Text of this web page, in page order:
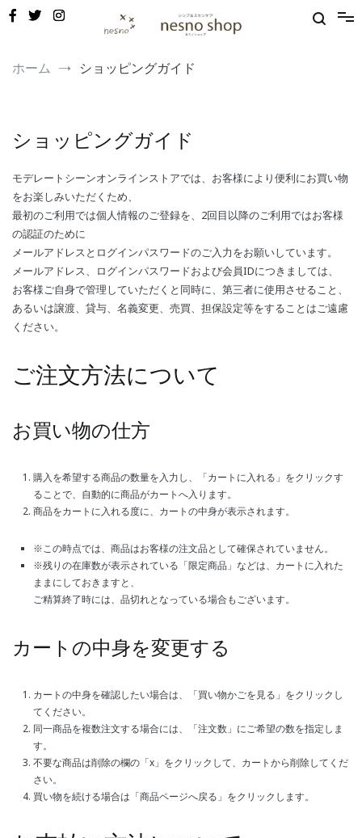
nesno（ネスノ）公式
ホーム
ショッピングガイド
ショッピングガイド
モデレートシーンオンラインストアでは、お客様により便利にお買い物
をお楽しみいただくため、
最初のご利用では個人情報のご登録を、2回目以降のご利用ではお客様
の認証のために
メールアドレスとログインパスワードのご入力をお願いしています。
メールアドレス、ログインパスワードおよび会員IDにつきましては、
お客様ご自身で管理していただくと同時に、第三者に使用させること、
あるいは譲渡、貸与、名義変更、売買、担保設定等をすることはご遠慮
ください。
ご注文方法について
お買い物の仕方
購入を希望する商品の数量を入力し、「カートに入れる」をクリックす
ることで、自動的に商品がカートへ入ります。
商品をカートに入れる度に、カートの中身が表示されます。
※この時点では、商品はお客様の注文品として確保されていません。
※残りの在庫数が表示されている「限定商品」などは、カートに入れた
ままにしておきますと、
ご精算終了時には、品切れとなっている場合もございます。
カートの中身を変更する
カートの中身を確認したい場合は、「買い物かごを見る」をクリックし
てください。
同一商品を複数注文する場合には、「注文数」にご希望の数を指定しま
す。
不要な商品は削除の欄の「x」をクリックして、カートから削除してくだ
さい。
買い物を続ける場合は「商品ページへ戻る」をクリックします。